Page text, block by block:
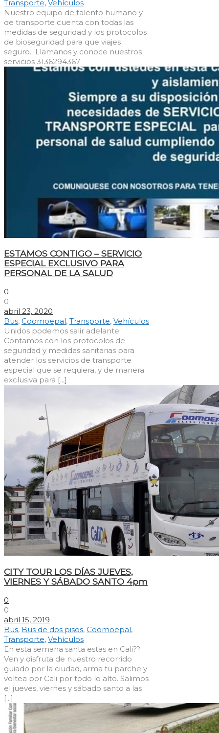
Transporte, Vehículos
Nuestro equipo de talento humano y
de transporte cuenta con todas las
medidas de seguridad y los protocolos
de bioseguridad para que viajes
seguro. Llamanos y conoce nuestros
servicios 3136294367
ESTAMOS CONTIGO – SERVICIO
ESPECIAL EXCLUSIVO PARA
PERSONAL DE LA SALUD
0
0
abril 23, 2020
Bus, Coomoepal, Transporte, Vehículos
Unidos podemos salir adelante.
Contamos con los protocolos de
seguridad y medidas sanitarias para
atender los servicios de transporte
especial que se requiera, y de manera
exclusiva para [...]
CITY TOUR LOS DÍAS JUEVES,
VIERNES Y SÁBADO SANTO 4pm
0
0
abril 15, 2019
Bus, Bus de dos pisos, Coomoepal,
Transporte, Vehículos
En esta semana santa estas en Cali??
Ven y disfruta de nuestro recorrido
guiado por la ciudad, arma tu parche y
voltea por Cali por todo lo alto. Salimos
el jueves, viernes y sábado santo a las
[...]